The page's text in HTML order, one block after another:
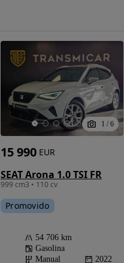
1 / 6
SEAT Arona 1.0 TSI FR
999 cm3 • 110 cv
15 990 EUR
Promovido
54 706 km
Gasolina
Manual
2022